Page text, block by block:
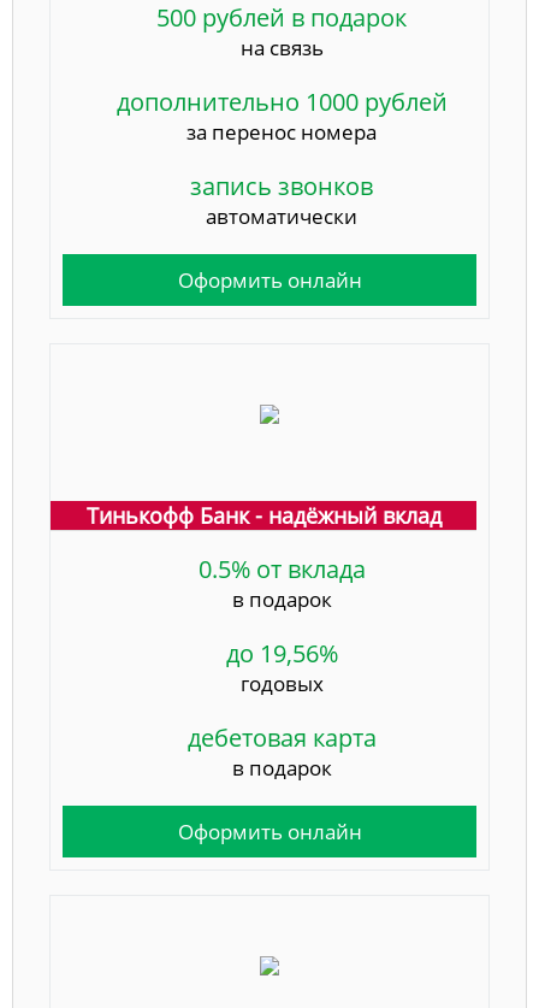
500 рублей в подарок
на связь
дополнительно 1000 рублей
за перенос номера
запись звонков
автоматически
Оформить онлайн
Тинькофф Банк - надёжный вклад
0.5% от вклада
в подарок
до 19,56%
годовых
дебетовая карта
в подарок
Оформить онлайн